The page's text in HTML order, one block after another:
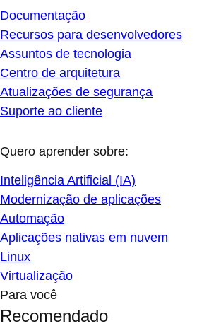
Documentação
Recursos para desenvolvedores
Assuntos de tecnologia
Centro de arquitetura
Atualizações de segurança
Suporte ao cliente
Quero aprender sobre:
Inteligência Artificial (IA)
Modernização de aplicações
Automação
Aplicações nativas em nuvem
Linux
Virtualização
Para você
Recomendado